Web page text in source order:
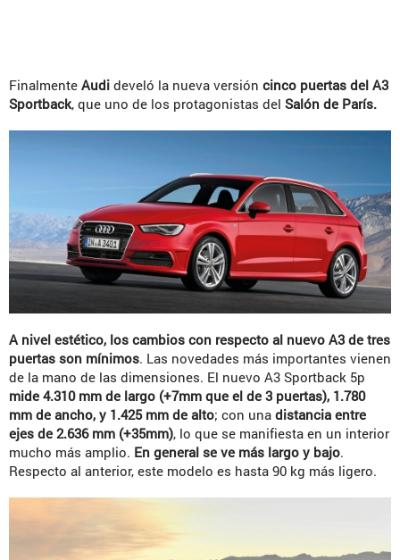
Finalmente Audi develó la nueva versión cinco puertas del A3
Sportback, que uno de los protagonistas del Salón de París.
A nivel estético, los cambios con respecto al nuevo A3 de tres
puertas son mínimos. Las novedades más importantes vienen
de la mano de las dimensiones. El nuevo A3 Sportback 5p
mide 4.310 mm de largo (+7mm que el de 3 puertas), 1.780
mm de ancho, y 1.425 mm de alto; con una distancia entre
ejes de 2.636 mm (+35mm), lo que se manifiesta en un interior
mucho más amplio. En general se ve más largo y bajo.
Respecto al anterior, este modelo es hasta 90 kg más ligero.